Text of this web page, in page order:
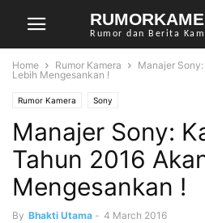
Rumor dan Berita
Home Rumor Kamera
Manajer
Lebih Mengesankan !
Rumor Kamera Sony
Manajer Sony:
Tahun 2016
Mengesankan !
By Bhakti Utama - 4 March 2016